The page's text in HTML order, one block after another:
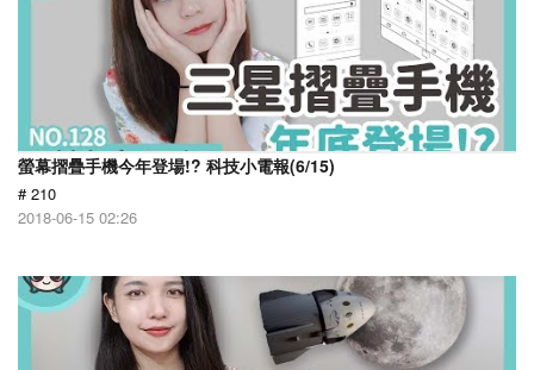
螢幕摺疊手機今年登場!? 科技小電報(6/15)
# 210
2018-06-15 02:26